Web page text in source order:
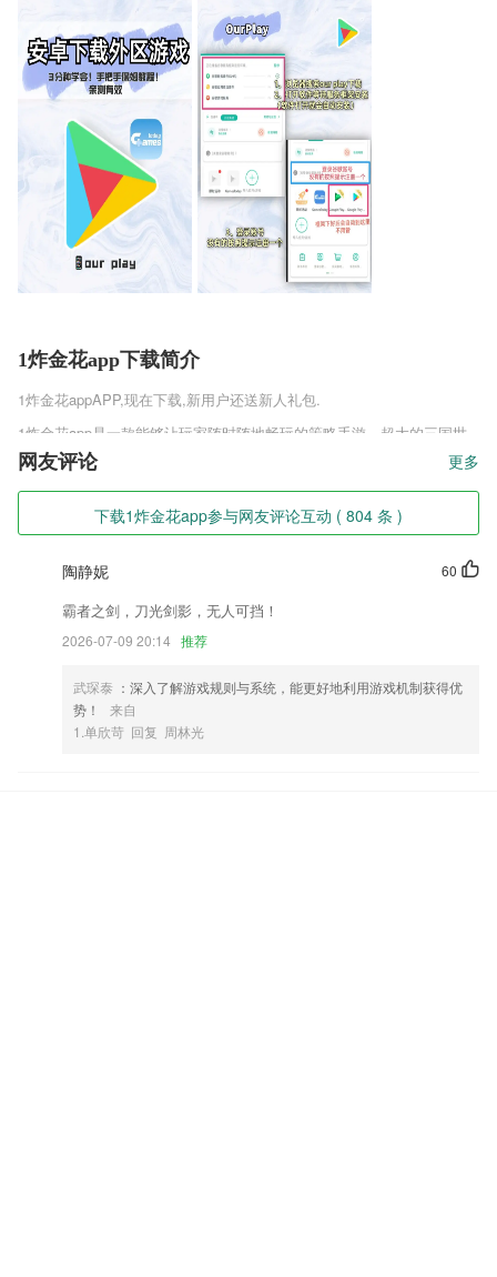
1炸金花app下载简介
1炸金花appAPP,现在下载,新用户还送新人礼包.
1炸金花app是一款能够让玩家随时随地畅玩的策略手游，超大的三国世
界配合丰富的剧情给玩家带来了全新的游戏体验，游戏之中还有不同的神
兵等待玩家的召集，轻松的就能秒杀对手，赶快开启属于你的三国征战之
旅吧。
1炸金花app软件特色
1,优化手机内存，手机内存提速30%，解决手机卡慢顿、慢，发烫等问
4,最实用的学习秘笈：
网友评论 更多
下载1炸金花app参与网友评论互动 ( 804 条 )
60
陶静妮
霸者之剑，刀光剑影，无人可挡！
2026-07-09 20:14 推荐
武琛泰 ：深入了解游戏规则与系统，能更好地利用游戏机制获得优
势！
来自
1.单欣苛 回复 周林光